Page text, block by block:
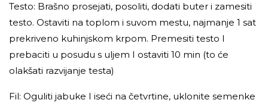
Testo: Brašno prosejati, posoliti, dodati buter i zamesiti
testo. Ostaviti na toplom i suvom mestu, najmanje 1 sat
prekriveno kuhinjskom krpom. Premesiti testo I
prebaciti u posudu s uljem I ostaviti 10 min (to će
olakšati razvijanje testa)
Fil: Oguliti jabuke I iseći na četvrtine, uklonite semenke